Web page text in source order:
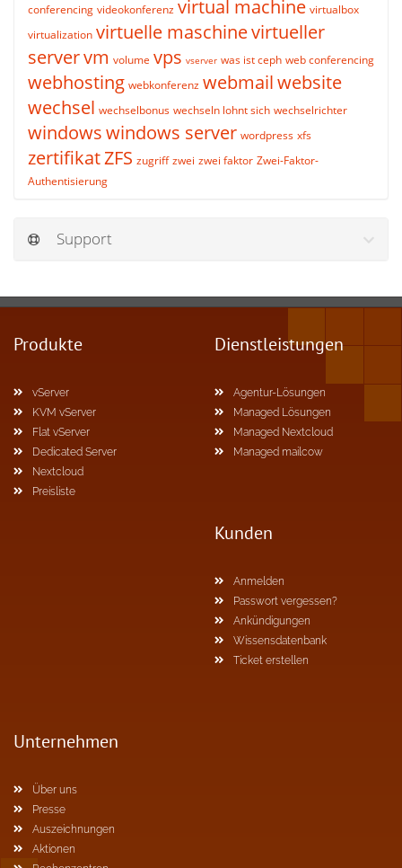
conferencing videokonferenz virtual machine virtualbox
virtualization virtuelle maschinevirtueller
servervm volume vps vserver was ist ceph web conferencing
webhosting webkonferenz webmailwebsite
wechsel wechselbonus wechseln lohnt sich wechselrichter
windowswindows server wordpress xfs
zertifikatZFS zugriff zwei zwei faktor Zwei-Faktor-
Authentisierung
Support
Produkte
vServer
KVM vServer
Flat vServer
Dedicated Server
Nextcloud
Preisliste
Dienstleistungen
Agentur-Lösungen
Managed Lösungen
Managed Nextcloud
Managed mailcow
Kunden
Anmelden
Passwort vergessen?
Ankündigungen
Wissensdatenbank
Ticket erstellen
Unternehmen
Über uns
Presse
Auszeichnungen
Aktionen